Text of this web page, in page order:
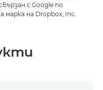
с Google по
марка на Dropbox, Inc.